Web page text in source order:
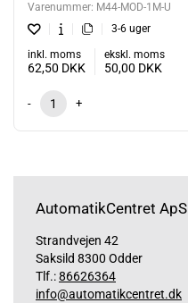
Varenummer: M44-MOD-1M-U
3-6 uger
inkl. moms
62,50 DKK
ekskl. moms
50,00 DKK
- +
AutomatikCentret ApS
Strandvejen 42
Saksild 8300 Odder
Tlf.:86626364
info@automatikcentret.dk